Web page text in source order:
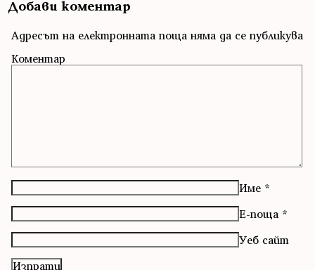
Добави коментар
Адресът на електронната поща няма да се публикува
Коментар
Име *
Е-поща *
Уеб сайт